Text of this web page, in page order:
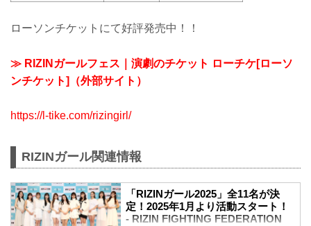
ローソンチケットにて好評発売中！！
≫ RIZINガールフェス｜演劇のチケット ローチケ[ローソ
ンチケット]（外部サイト）
https://l-tike.com/rizingirl/
RIZINガール関連情報
「RIZINガール2025」全11名が決
定！2025年1月より活動スタート！
- RIZIN FIGHTING FEDERATION